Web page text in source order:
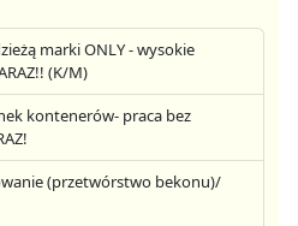
marki ONLY - wysokie
(K/M)
kontenerów- praca bez
(przetwórstwo bekonu)/